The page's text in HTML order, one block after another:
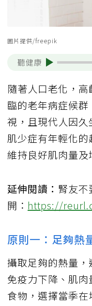
圖片提供/freepik
聽健康
隨著人口老化，
臨的老年病症候群
視，且現代人因久
肌少症有年輕化的
維持良好肌肉量及
延伸閱讀： 腎友不
開： https://
原則一：足夠熱
攝取足夠的熱量，
免疫力下降、肌
食物，選擇當季